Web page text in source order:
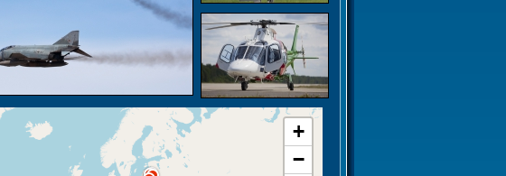
+
−